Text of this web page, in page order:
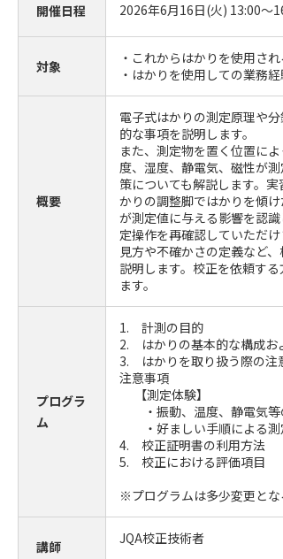
開催日程 2026年6月16日(火) 13:00～
対象
・これからはかりを使用され
・はかりを使用しての業務経
概要
電子式はかりの測定原理や
的な事項を説明します。
また、測定物を置く位置に
度、湿度、静電気、磁性が
策についても解説します。
かりの調整脚ではかりを傾
が測定値に与える影響を認
定操作を再確認していただ
見方や不確かさの定義など
説明します。校正を依頼す
ます。
プログラ
ム
1. 計測の目的
2. はかりの基本的な構成お
3. はかりを取り扱う際の注
注意事項
【測定体験】
・振動、温度、静電気等
・好ましい手順による測定
4. 校正証明書の利用方法
5. 校正における評価項目
※プログラムは多少変更と
講師 JQA校正技術者